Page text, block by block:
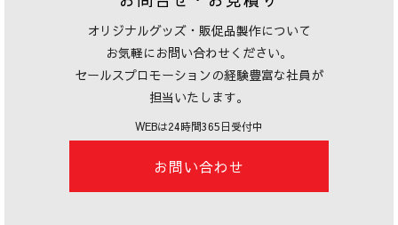
オリジナルグッズ・販促品製作について
お気軽にお問い合わせください。
セールスプロモーションの経験豊富な社員が
担当いたします。
WEBは24時間365日受付中
お問い合わせ